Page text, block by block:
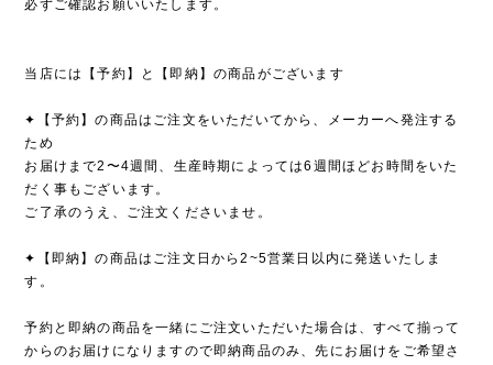
必ずご確認お願いいたします。
当店には【予約】と【即納】の商品がございます
✦【予約】の商品はご注文をいただいてから、メーカーへ発注する
ため
お届けまで2〜4週間、生産時期によっては6週間ほどお時間をいた
だく事もございます。
ご了承のうえ、ご注文くださいませ。
✦【即納】の商品はご注文日から2~5営業日以内に発送いたしま
す。
予約と即納の商品を一緒にご注文いただいた場合は、すべて揃って
からのお届けになりますので即納商品のみ、先にお届けをご希望さ